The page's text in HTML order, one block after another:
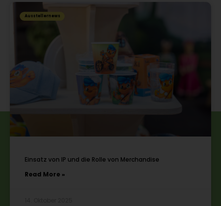
Ausstellernews
Einsatz von IP und die Rolle von Merchandise
Read More »